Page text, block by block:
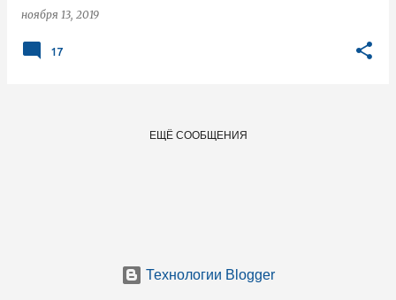
ноября 13, 2019
17
ЕЩЁ СООБЩЕНИЯ
Технологии Blogger